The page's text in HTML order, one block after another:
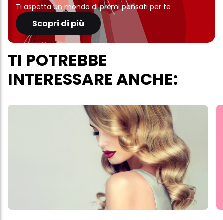
Ti aspetta un mondo di premi pensati per te
Scopri di più
TI POTREBBE
INTERESSARE ANCHE: